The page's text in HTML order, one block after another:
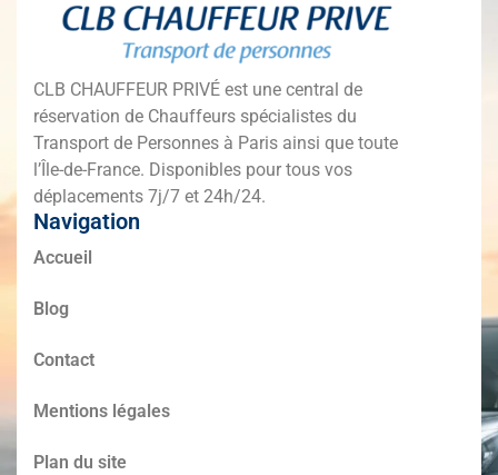
CLB CHAUFFEUR PRIVÉ est une central de
réservation de Chauffeurs spécialistes du
Transport de Personnes à Paris ainsi que toute
l’Île-de-France. Disponibles pour tous vos
déplacements 7j/7 et 24h/24.
Navigation
Accueil
Blog
Contact
Mentions légales
Plan du site